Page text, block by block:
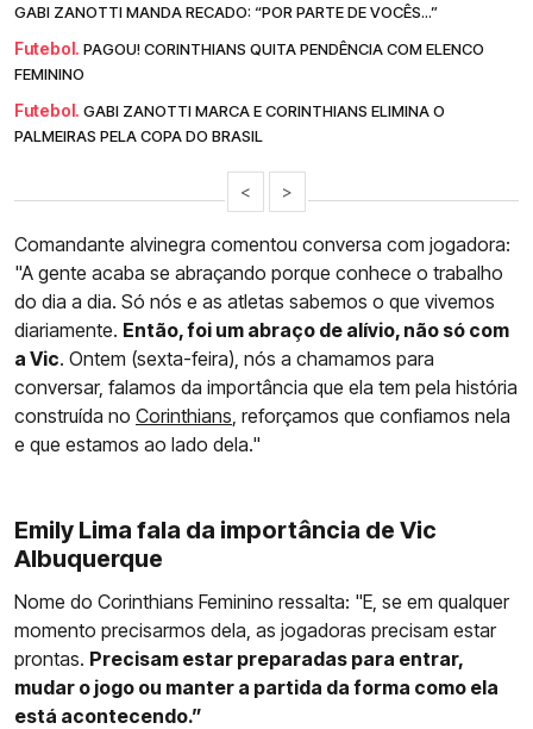
GABI ZANOTTI MANDA RECADO: “POR PARTE DE VOCÊS...”
Futebol. PAGOU! CORINTHIANS QUITA PENDÊNCIA COM ELENCO
FEMININO
Futebol. GABI ZANOTTI MARCA E CORINTHIANS ELIMINA O
PALMEIRAS PELA COPA DO BRASIL
< >
Comandante alvinegra comentou conversa com jogadora:
"A gente acaba se abraçando porque conhece o trabalho
do dia a dia. Só nós e as atletas sabemos o que vivemos
diariamente. Então, foi um abraço de alívio, não só com
a Vic. Ontem (sexta-feira), nós a chamamos para
conversar, falamos da importância que ela tem pela história
construída no Corinthians , reforçamos que confiamos nela
e que estamos ao lado dela."
Emily Lima fala da importância de Vic
Albuquerque
Nome do Corinthians Feminino ressalta: "E, se em qualquer
momento precisarmos dela, as jogadoras precisam estar
prontas. Precisam estar preparadas para entrar,
mudar o jogo ou manter a partida da forma como ela
está acontecendo.”